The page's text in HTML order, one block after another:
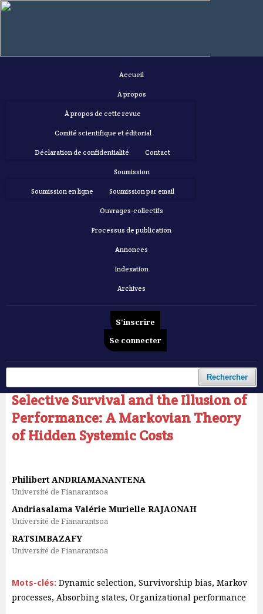
Accueil
À propos
À propos de cette revue
Comité scientifique et éditorial
Déclaration de confidentialité Contact
Soumission
Soumission en ligne Soumission par email
Ouvrages-collectifs
Processus de publication
Annonces
Indexation
Archives
S'inscrire
Se connecter
Rechercher
Vol. 7 No 5 (2026): Revue Française d'Economie et de Gestion
Articles
Selective Survival and the Illusion of
Performance: A Markovian Theory
of Hidden Systemic Costs
Philibert ANDRIAMANANTENA
Université de Fianarantsoa
Andriasalama Valérie Murielle RAJAONAH
Université de Fianarantsoa
RATSIMBAZAFY
Université de Fianarantsoa
Mots-clés: Dynamic selection, Survivorship bias, Markov
processes, Absorbing states, Organizational performance